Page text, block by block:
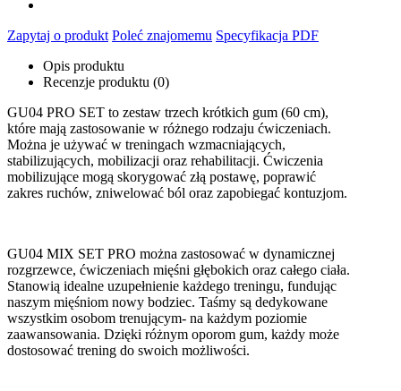
Zapytaj o produkt Poleć znajomemu Specyfikacja PDF
Opis produktu
Recenzje produktu (0)
GU04 PRO SET to zestaw trzech krótkich gum (60 cm),
które mają zastosowanie w różnego rodzaju ćwiczeniach.
Można je używać w treningach wzmacniających,
stabilizujących, mobilizacji oraz rehabilitacji. Ćwiczenia
mobilizujące mogą skorygować złą postawę, poprawić
zakres ruchów, zniwelować ból oraz zapobiegać kontuzjom.
GU04 MIX SET PRO można zastosować w dynamicznej
rozgrzewce, ćwiczeniach mięśni głębokich oraz całego ciała.
Stanowią idealne uzupełnienie każdego treningu, fundując
naszym mięśniom nowy bodziec. Taśmy są dedykowane
wszystkim osobom trenującym- na każdym poziomie
zaawansowania. Dzięki różnym oporom gum, każdy może
dostosować trening do swoich możliwości.